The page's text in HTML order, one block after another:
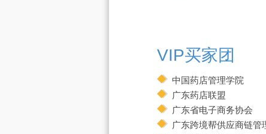
VIP买家团
中国药店管理学院
广东药店联盟
广东省电子商务协会
广东跨境帮供应商链管